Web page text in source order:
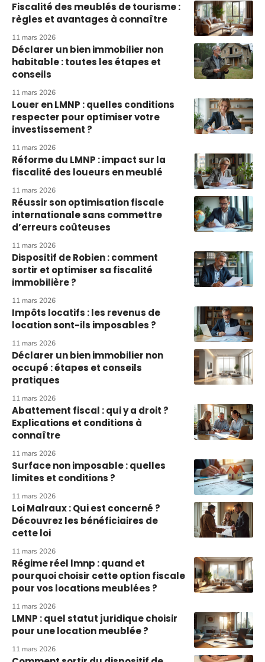
Fiscalité des meublés de tourisme :
règles et avantages à connaître
11 mars 2026
Déclarer un bien immobilier non
habitable : toutes les étapes et
conseils
11 mars 2026
Louer en LMNP : quelles conditions
respecter pour optimiser votre
investissement ?
11 mars 2026
Réforme du LMNP : impact sur la
fiscalité des loueurs en meublé
11 mars 2026
Réussir son optimisation fiscale
internationale sans commettre
d’erreurs coûteuses
11 mars 2026
Dispositif de Robien : comment
sortir et optimiser sa fiscalité
immobilière ?
11 mars 2026
Impôts locatifs : les revenus de
location sont-ils imposables ?
11 mars 2026
Déclarer un bien immobilier non
occupé : étapes et conseils
pratiques
11 mars 2026
Abattement fiscal : qui y a droit ?
Explications et conditions à
connaître
11 mars 2026
Surface non imposable : quelles
limites et conditions ?
11 mars 2026
Loi Malraux : Qui est concerné ?
Découvrez les bénéficiaires de
cette loi
11 mars 2026
Régime réel lmnp : quand et
pourquoi choisir cette option fiscale
pour vos locations meublées ?
11 mars 2026
LMNP : quel statut juridique choisir
pour une location meublée ?
11 mars 2026